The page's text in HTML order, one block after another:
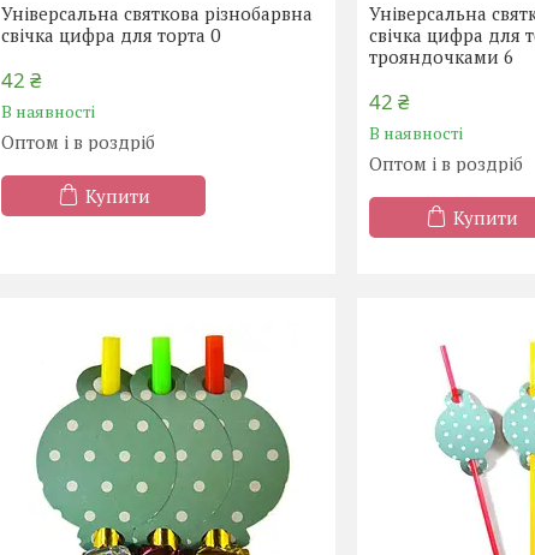
Універсальна святкова різнобарвна
свічка цифра для торта 0
42 ₴
В наявності
Оптом і в роздріб
Купити
Універсальна
свічка цифра для
трояндочками 6
42 ₴
В наявності
Оптом і в роздріб
Купити